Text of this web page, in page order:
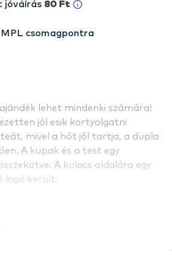
lehet mindenki számára!
jól esik kortyolgatni
mivel a hőt jól tartja, a dupla
A kupak és a test egy
A kulacs oldalára egy
logó került.
jóváírás 80 Ft
csomagpontra